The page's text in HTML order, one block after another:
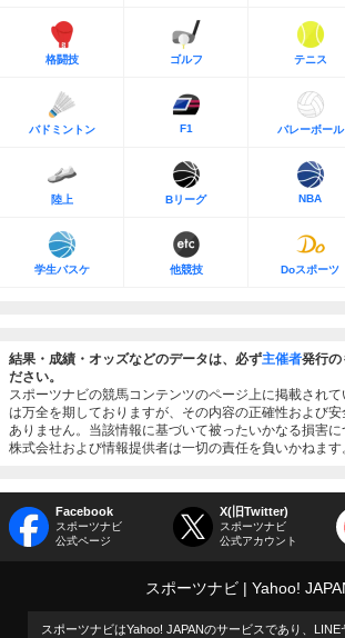
格闘技 ゴルフ テニス
バドミントン F1 バレーボール
陸上 Bリーグ NBA
学生バスケ 他競技 Doスポーツ
結果・成績・オッズなどのデータは、必ず主催者発行の
ださい。
スポーツナビの競馬コンテンツのページ上に掲載され
は万全を期しておりますが、その内容の正確性および
ありません。当該情報に基づいて被ったいかなる損害
株式会社および情報提供者は一切の責任を負いかねます
Facebook
スポーツナビ
公式ページ
X(旧Twitter)
スポーツナビ
公式アカウント
スポーツナビ Yahoo!
スポーツナビはYahoo! JAPANのサービスであり、LINE